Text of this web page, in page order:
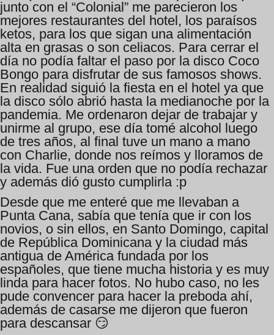
junto con el “Colonial” me parecieron los
mejores restaurantes del hotel, los paraísos
ketos, para los que sigan una alimentación
alta en grasas o son celiacos. Para cerrar el
día no podía faltar el paso por la disco Coco
Bongo para disfrutar de sus famosos shows.
En realidad siguió la fiesta en el hotel ya que
la disco sólo abrió hasta la medianoche por la
pandemia. Me ordenaron dejar de trabajar y
unirme al grupo, ese día tomé alcohol luego
de tres años, al final tuve un mano a mano
con Charlie, donde nos reímos y lloramos de
la vida. Fue una orden que no podía rechazar
y además dió gusto cumplirla :p
Desde que me enteré que me llevaban a
Punta Cana, sabía que tenía que ir con los
novios, o sin ellos, en Santo Domingo, capital
de República Dominicana y la ciudad más
antigua de América fundada por los
españoles, que tiene mucha historia y es muy
linda para hacer fotos. No hubo caso, no les
pude convencer para hacer la preboda ahí,
además de casarse me dijeron que fueron
para descansar 😏